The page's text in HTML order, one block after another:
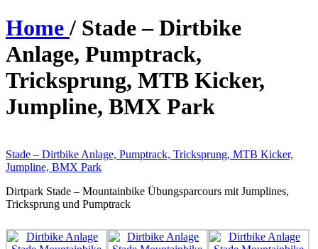
Home/ Stade – Dirtbike
Anlage, Pumptrack,
Tricksprung, MTB Kicker,
Jumpline, BMX Park
Stade – Dirtbike Anlage, Pumptrack, Tricksprung, MTB Kicker,
Jumpline, BMX Park
Dirtpark Stade – Mountainbike Übungsparcours mit Jumplines,
Tricksprung und Pumptrack